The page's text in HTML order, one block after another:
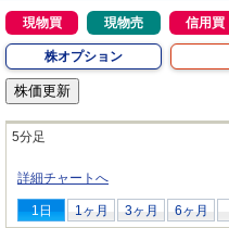
現物買 現物売 信用買
株オプション
5分足
詳細チャートへ
1日 1ヶ月 3ヶ月 6ヶ月